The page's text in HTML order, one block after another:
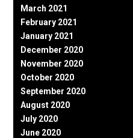
March 2021
February 2021
January 2021
December 2020
November 2020
October 2020
September 2020
August 2020
July 2020
June 2020